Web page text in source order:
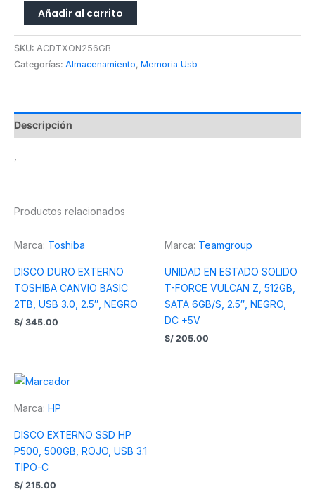
Añadir al carrito
SKU: ACDTXON256GB
Categorías: Almacenamiento, Memoria Usb
Descripción
Productos relacionados
Marca: Toshiba
DISCO DURO EXTERNO
TOSHIBA CANVIO BASIC
2TB, USB 3.0, 2.5″, NEGRO
S/ 345.00
Marca: Teamgroup
UNIDAD EN ESTADO SOLIDO
T-FORCE VULCAN Z, 512GB,
SATA 6GB/S, 2.5″, NEGRO,
DC +5V
S/ 205.00
Marca: HP
DISCO EXTERNO SSD HP
P500, 500GB, ROJO, USB 3.1
TIPO-C
S/ 215.00